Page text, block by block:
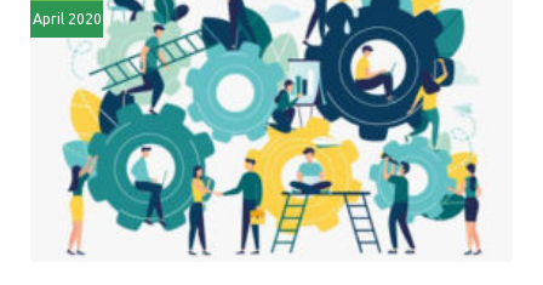
April 2020